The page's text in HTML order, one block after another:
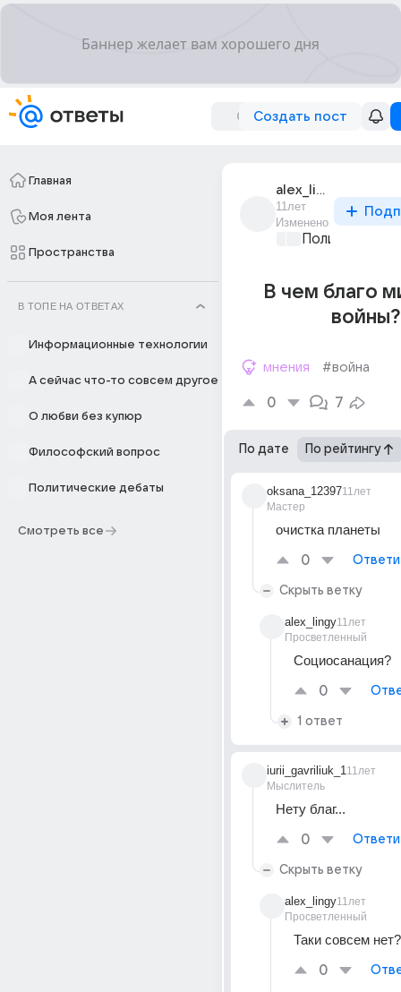
Создать пост
Главная
Моя лента
Пространства
В ТОПЕ НА ОТВЕТАХ
Информационные технологии
А сейчас что-то совсем другое
О любви без купюр
Философский вопрос
Политические дебаты
Смотреть все
alex_lingy
11лет
Изменено
В чем благо
войны?
мнения #война
0 7
По дате По рейтингу
oksana_12397
Мастер
11лет
очистка планеты
0
Скрыть ветку
alex_lingy
Просветленный
11лет
Социосанация?
0
1 ответ
iurii_gavriliuk_1
Мыслитель
11лет
Нету благ...
0
Скрыть ветку
alex_lingy
Просветленный
11лет
Таки совсем нет?
0